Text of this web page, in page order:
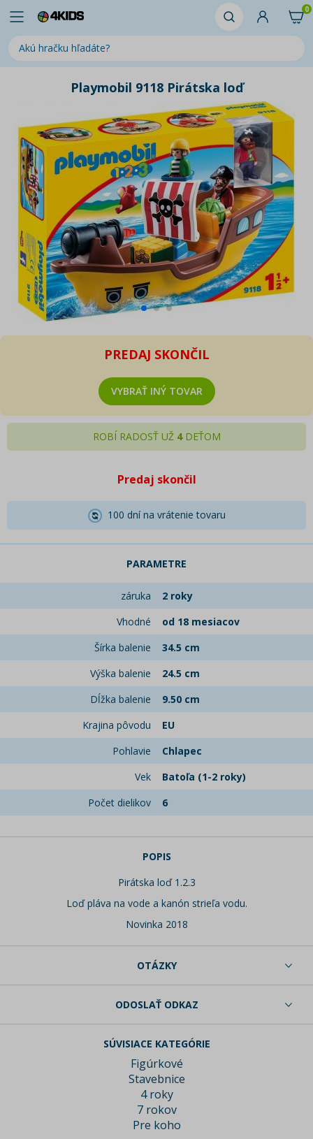
0
Playmobil 9118 Pirátska loď
PREDAJ SKONČIL
VYBRAŤ INÝ TOVAR
ROBÍ RADOSŤ UŽ 4DEŤOM
Predaj skončil
100 dní na vrátenie tovaru
PARAMETRE
záruka
2 roky
Vhodné
od 18 mesiacov
Šírka balenie
34.5 cm
Výška balenie
24.5 cm
Dĺžka balenie
9.50 cm
Krajina pôvodu
EU
Pohlavie
Chlapec
Vek
Batoľa (1-2 roky)
Počet dielikov
6
POPIS
Pirátska loď 1.2.3
Loď pláva na vode a kanón strieľa vodu.
Novinka 2018
OTÁZKY
ODOSLAŤ ODKAZ
SÚVISIACE KATEGÓRIE
Figúrkové
Stavebnice
4 roky
7 rokov
Pre koho